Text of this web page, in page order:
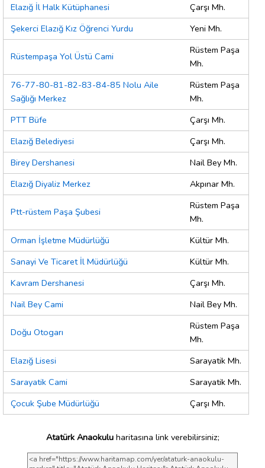
Elazığ İl Halk Kütüphanesi
Çarşı Mh.
Şekerci Elazığ Kız Öğrenci Yurdu
Yeni Mh.
Rüstempaşa Yol Üstü Cami
Rüstem Paşa
Mh.
76-77-80-81-82-83-84-85 Nolu Aile
Sağlığı Merkez
Rüstem Paşa
Mh.
PTT Büfe
Çarşı Mh.
Elazığ Belediyesi
Çarşı Mh.
Birey Dershanesi
Nail Bey Mh.
Elazığ Diyaliz Merkez
Akpınar Mh.
Ptt-rüstem Paşa Şubesi
Rüstem Paşa
Mh.
Orman İşletme Müdürlüğü
Kültür Mh.
Sanayi Ve Ticaret İl Müdürlüğü
Kültür Mh.
Kavram Dershanesi
Çarşı Mh.
Nail Bey Cami
Nail Bey Mh.
Doğu Otogarı
Rüstem Paşa
Mh.
Elazığ Lisesi
Sarayatik Mh.
Sarayatik Cami
Sarayatik Mh.
Çocuk Şube Müdürlüğü
Çarşı Mh.
Atatürk Anaokuluharitasına link verebilirsiniz;